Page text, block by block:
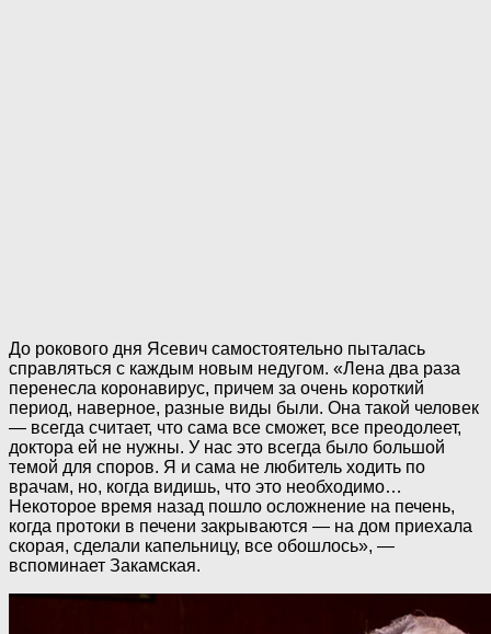
До рокового дня Ясевич самостоятельно пыталась
справляться с каждым новым недугом. «Лена два раза
перенесла коронавирус, причем за очень короткий
период, наверное, разные виды были. Она такой человек
— всегда считает, что сама все сможет, все преодолеет,
доктора ей не нужны. У нас это всегда было большой
темой для споров. Я и сама не любитель ходить по
врачам, но, когда видишь, что это необходимо…
Некоторое время назад пошло осложнение на печень,
когда протоки в печени закрываются — на дом приехала
скорая, сделали капельницу, все обошлось», —
вспоминает Закамская.